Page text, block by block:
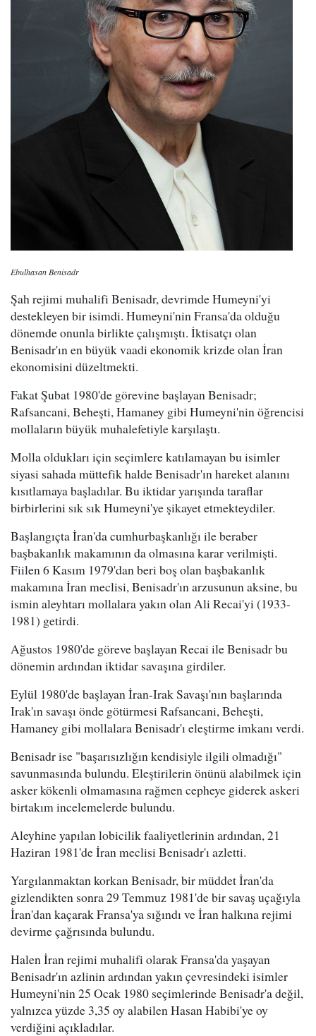
Ebulhasan Benisadr
Şah rejimi muhalifi Benisadr, devrimde Humeyni'yi
destekleyen bir isimdi. Humeyni'nin Fransa'da olduğu
dönemde onunla birlikte çalışmıştı. İktisatçı olan
Benisadr'ın en büyük vaadi ekonomik krizde olan İran
ekonomisini düzeltmekti.
Fakat Şubat 1980'de görevine başlayan Benisadr;
Rafsancani, Beheşti, Hamaney gibi Humeyni'nin öğrencisi
mollaların büyük muhalefetiyle karşılaştı.
Molla oldukları için seçimlere katılamayan bu isimler
siyasi sahada müttefik halde Benisadr'ın hareket alanını
kısıtlamaya başladılar. Bu iktidar yarışında taraflar
birbirlerini sık sık Humeyni'ye şikayet etmekteydiler.
Başlangıçta İran'da cumhurbaşkanlığı ile beraber
başbakanlık makamının da olmasına karar verilmişti.
Fiilen 6 Kasım 1979'dan beri boş olan başbakanlık
makamına İran meclisi, Benisadr'ın arzusunun aksine, bu
ismin aleyhtarı mollalara yakın olan Ali Recai'yi (1933-
1981) getirdi.
Ağustos 1980'de göreve başlayan Recai ile Benisadr bu
dönemin ardından iktidar savaşına girdiler.
Eylül 1980'de başlayan İran-Irak Savaşı'nın başlarında
Irak'ın savaşı önde götürmesi Rafsancani, Beheşti,
Hamaney gibi mollalara Benisadr'ı eleştirme imkanı verdi.
Benisadr ise "başarısızlığın kendisiyle ilgili olmadığı"
savunmasında bulundu. Eleştirilerin önünü alabilmek için
asker kökenli olmamasına rağmen cepheye giderek askeri
birtakım incelemelerde bulundu.
Aleyhine yapılan lobicilik faaliyetlerinin ardından, 21
Haziran 1981'de İran meclisi Benisadr'ı azletti.
Yargılanmaktan korkan Benisadr, bir müddet İran'da
gizlendikten sonra 29 Temmuz 1981'de bir savaş uçağıyla
İran'dan kaçarak Fransa'ya sığındı ve İran halkına rejimi
devirme çağrısında bulundu.
Halen İran rejimi muhalifi olarak Fransa'da yaşayan
Benisadr'ın azlinin ardından yakın çevresindeki isimler
Humeyni'nin 25 Ocak 1980 seçimlerinde Benisadr'a değil,
yalnızca yüzde 3,35 oy alabilen Hasan Habibi'ye oy
verdiğini açıkladılar.